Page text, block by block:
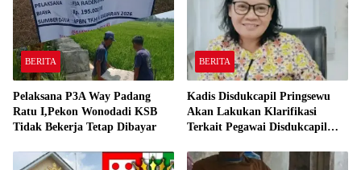
BERITA
Pelaksana P3A Way Padang
Ratu I,Pekon Wonodadi KSB
Tidak Bekerja Tetap Dibayar
BERITA
Kadis Disdukcapil Pringsewu
Akan Lakukan Klarifikasi
Terkait Pegawai Disdukcapil
Kerja